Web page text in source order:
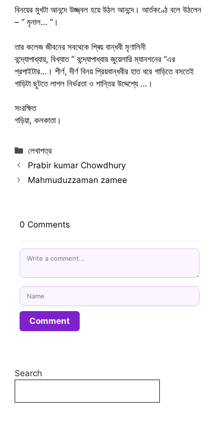
বিনয়ের মুখটা আনন্দে উজ্জ্বল হয়ে উঠল আনন্দে। আর্তকণ্ঠে বলে উঠলেন
– ” মৃনাল… “।
তার কলেজ জীবনের সবথেকে প্ৰিয় বান্ধবী মৃণালিনী
বন্দ্যোপাধ্যায়, বিখ্যাত ” বন্দ্যোপাধ্যায় জুয়েলারি ম্যানশনের “এর
প্রপাইটার…। শীর্ণ, দীর্ণ বিনয় প্রিয়বান্ধবীর হাত ধরে গাড়িতে বসতেই
গাড়িটা ছুটতে লাগল নির্ভরতা ও শান্তির উদ্দেশ্যে …।
সংরক্ষিত
গড়িয়া, কলকাতা।
Categories
লেখাপত্র
Prabir kumar Chowdhury
Mahmuduzzaman zamee
0 Comments
Name
Search